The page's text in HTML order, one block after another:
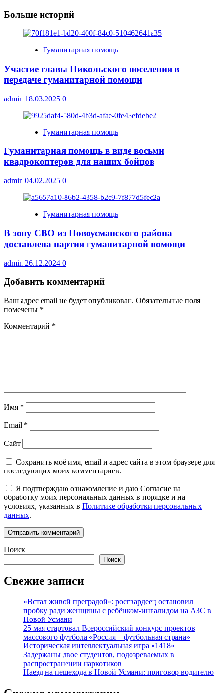
Больше историй
Гуманитарная помощь
Участие главы Никольского поселения в
передаче гуманитарной помощи
admin 18.03.2025 0
Гуманитарная помощь
Гуманитарная помощь в виде восьми
квадрокоптеров для наших бойцов
admin 04.02.2025 0
Гуманитарная помощь
В зону СВО из Новоусманского района
доставлена партия гуманитарной помощи
admin 26.12.2024 0
Добавить комментарий
Ваш адрес email не будет опубликован. Обязательные поля
помечены *
Комментарий *
Имя *
Email *
Сайт
Сохранить моё имя, email и адрес сайта в этом браузере для
последующих моих комментариев.
Я подтверждаю ознакомление и даю Согласие на
обработку моих персональных данных в порядке и на
условиях, указанных в Политике обработки персональных
данных.
Поиск
Поиск
Свежие записи
«Встал живой преградой»: росгвардеец остановил
пробку ради женщины с ребёнком-инвалидом на АЗС в
Новой Усмани
25 мая стартовал Всероссийский конкурс проектов
массового футбола «Россия – футбольная страна»
Историческая интеллектуальная игра «1418»
Задержаны двое студентов, подозреваемых в
распространении наркотиков
Наезд на пешехода в Новой Усмани: приговор водителю